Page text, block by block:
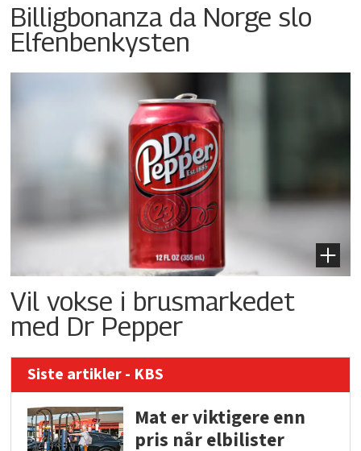
Billigbonanza da Norge slo
Elfenbenkysten
Vil vokse i brusmarkedet
med Dr Pepper
Siste artikler - KBS
Mat er viktigere enn
pris når elbilister